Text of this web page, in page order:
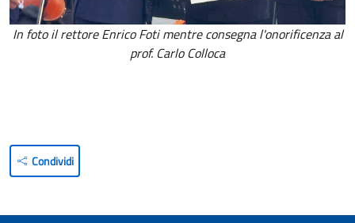
In foto il rettore Enrico Foti mentre consegna l'onorificenza al
prof. Carlo Colloca
Condividi